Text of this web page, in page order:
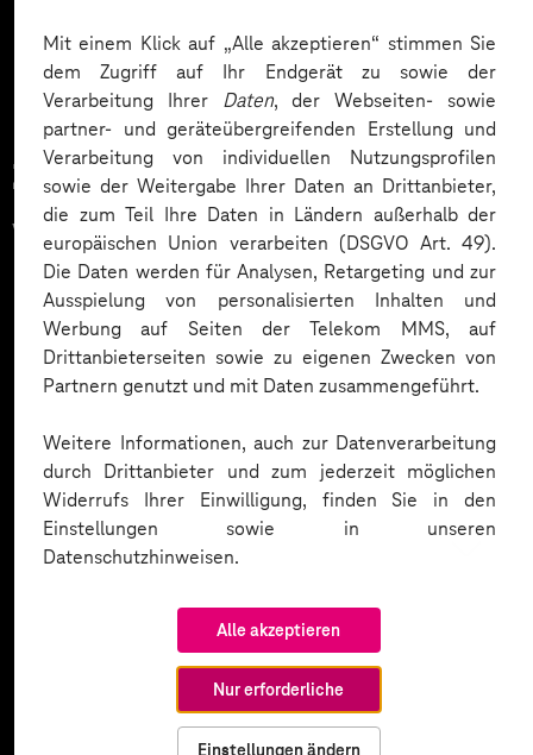
Mit einem Klick auf „Alle akzeptieren“ stimmen Sie
dem Zugriff auf Ihr Endgerät zu sowie der
Verarbeitung Ihrer Daten, der Webseiten- sowie
partner- und geräteübergreifenden Erstellung und
Verarbeitung von individuellen Nutzungsprofilen
sowie der Weitergabe Ihrer Daten an Drittanbieter,
die zum Teil Ihre Daten in Ländern außerhalb der
europäischen Union verarbeiten (DSGVO Art. 49).
Die Daten werden für Analysen, Retargeting und zur
Ausspielung von personalisierten Inhalten und
Werbung auf Seiten der Telekom MMS, auf
Drittanbieterseiten sowie zu eigenen Zwecken von
Partnern genutzt und mit Daten zusammengeführt.
Weitere Informationen, auch zur Datenverarbeitung
durch Drittanbieter und zum jederzeit möglichen
Widerrufs Ihrer Einwilligung, finden Sie in den
Einstellungen sowie in unseren
Datenschutzhinweisen.
Alle akzeptieren
Nur erforderliche
Einstellungen ändern
Zahlreiche Unternehmen
vertrauen auf unsere
Expertise. Hier eine Auswahl: